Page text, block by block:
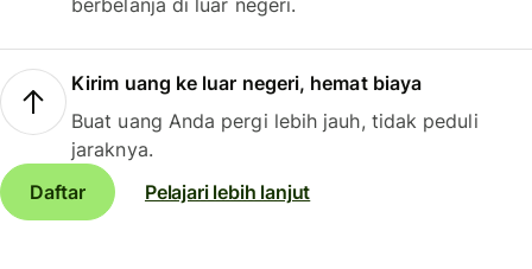
berbelanja di luar negeri.
Kirim uang ke luar negeri, hemat biaya
Buat uang Anda pergi lebih jauh, tidak peduli
jaraknya.
Daftar
Pelajari lebih lanjut